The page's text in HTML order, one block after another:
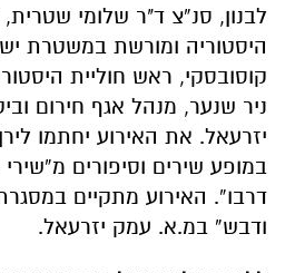
לבנון, סנ”צ ד"ר שלומי
היסטוריה ומורשת במשטרת
קוסובסקי, ראש חוליית
ניר שנער, מנהל אגף חירום
יזרעאל. את האירוע יחתמו
במופע שירים וסיפורים
דרבו”. האירוע מתקיים
ודבש” במ.א. עמק יזרעאל.